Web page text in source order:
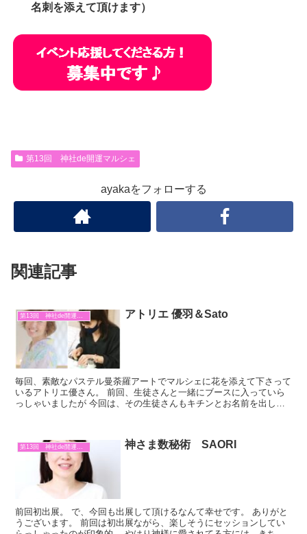
名刺を添えて頂けます）
第13回 神社de開運マルシェ
ayakaをフォローする
関連記事
第13回 神社de開運マルシェ アトリエ 優羽＆Sato
毎回、素敵なパステル曼荼羅アートでマルシェに花を添えて下さって
いるアトリエ優さん。 前回、生徒さんと一緒にブースに入っていら
っしゃいましたが 今回は、その生徒さんもキチンとお名前を出して
神さま数秘術 SAORI
前回初出展。 で、今回も出展して頂けるなんて幸せです。 ありがと
うございます。 前回は初出展ながら、楽しそうにセッションしてい